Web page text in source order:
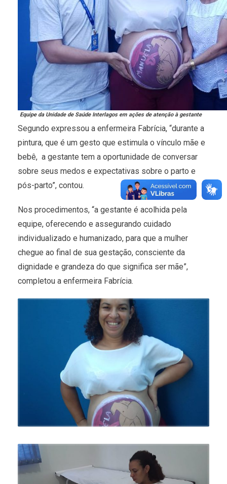
Equipe da Unidade de Saúde Interlagos em ações de atenção à gestante
Segundo expressou a enfermeira Fabrícia, “durante a
pintura, que é um gesto que estimula o vínculo mãe e
bebê, a gestante tem a oportunidade de conversar
sobre seus medos e expectativas sobre o parto e
pós-parto”, contou.
Nos procedimentos, “a gestante é acolhida pela
equipe, oferecendo e assegurando cuidado
individualizado e humanizado, para que a mulher
chegue ao final de sua gestação, consciente da
dignidade e grandeza do que significa ser mãe”,
completou a enfermeira Fabrícia.